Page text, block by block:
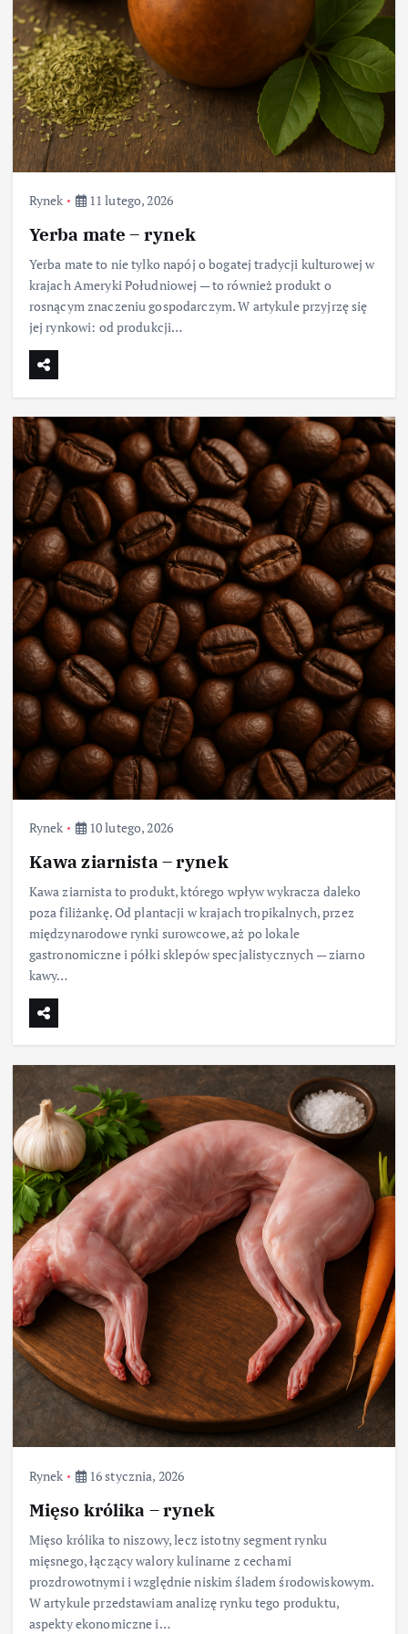
Rynek 11 lutego, 2026
Yerba mate – rynek
Yerba mate to nie tylko napój o bogatej tradycji kulturowej w
krajach Ameryki Południowej — to również produkt o
rosnącym znaczeniu gospodarczym. W artykule przyjrzę się
jej rynkowi: od produkcji…
Rynek 10 lutego, 2026
Kawa ziarnista – rynek
Kawa ziarnista to produkt, którego wpływ wykracza daleko
poza filiżankę. Od plantacji w krajach tropikalnych, przez
międzynarodowe rynki surowcowe, aż po lokale
gastronomiczne i półki sklepów specjalistycznych — ziarno
kawy…
Rynek 16 stycznia, 2026
Mięso królika – rynek
Mięso królika to niszowy, lecz istotny segment rynku
mięsnego, łączący walory kulinarne z cechami
prozdrowotnymi i względnie niskim śladem środowiskowym.
W artykule przedstawiam analizę rynku tego produktu,
aspekty ekonomiczne i…